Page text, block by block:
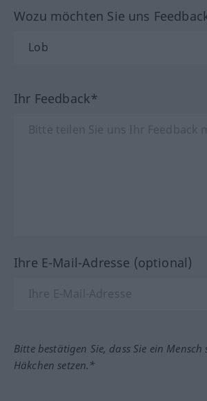
Wozu möchten Sie uns
Ihr Feedback*
Ihre E-Mail-Adresse (optional)
Bitte bestätigen Sie, dass Sie ein
Häkchen setzen.*